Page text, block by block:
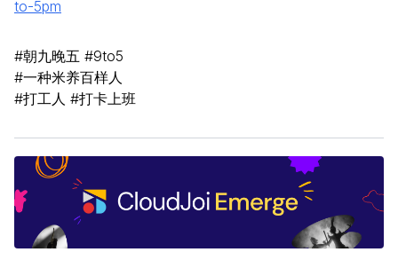
to-5pm
#朝九晚五 #9to5
#一种米养百样人
#打工人 #打卡上班